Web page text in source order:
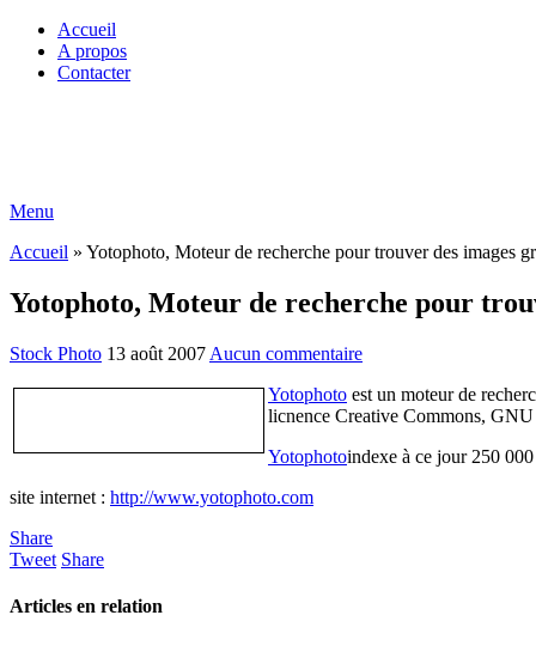
Accueil
A propos
Contacter
Menu
Accueil » Yotophoto, Moteur de recherche pour trouver des images
Yotophoto, Moteur de recherche pour
Stock Photo 13 août 2007 Aucun commentaire
Yotophoto est un moteur de
licnence Creative Commons,
Yotophotoindexe à ce jour 250
site internet : http://www.yotophoto.com
Share
Tweet Share
Articles en relation